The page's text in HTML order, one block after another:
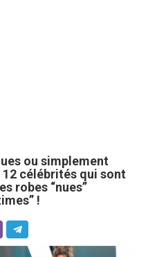
ou simplement
célébrités qui sont
robes “nues”
!